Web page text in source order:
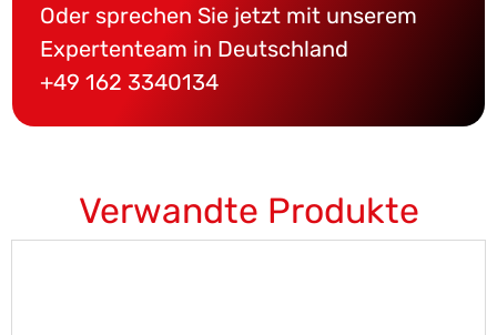
Oder sprechen Sie jetzt mit unserem
Expertenteam in Deutschland
+49 162 3340134
Verwandte Produkte